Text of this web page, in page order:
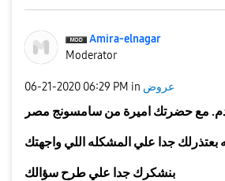
Amira-elnagar
Moderator
‎06-21-2020 06:29 PM in عروض
مع حضرتك اميرة من سامسونج مصر
بعتذرلك جدا علي المشكله اللي واجهتك
بنشكرك جدا علي طرح سؤالك